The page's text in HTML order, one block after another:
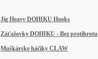
Jig Heavy DOHIKU Hooks
Záťažovky DOHIKU - Bez protihrotu
Muškárske háčiky CLAW